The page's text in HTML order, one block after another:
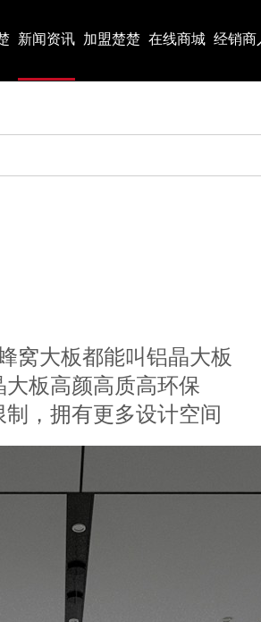
新闻资讯 加盟楚楚 在线商城 经销商
窝大板都能叫铝晶大板
大板高颜高质高环保
制，拥有更多设计空间